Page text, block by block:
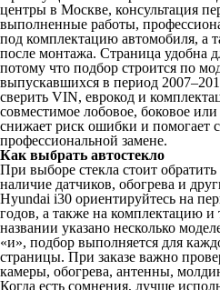
центры в Москве, консультация
выполненные работы,
под комплектацию автомобиля, а
после монтажа. Страница удобна
потому что подбор строится по
выпускавшихся в период
сверить VIN, еврокод и
совместимое лобовое, боковое
снижает риск ошибки и помогает
профессиональной замене.
Как выбрать автостекло
При выборе стекла стоит
наличие датчиков, обогрева и
Hyundai i30 ориентируйтесь на
годов, а также на комплектацию
названии указано несколько
«и», подбор выполняется для
страницы. При заказе важно
камеры, обогрева, антенны,
Когда есть сомнения, лучше